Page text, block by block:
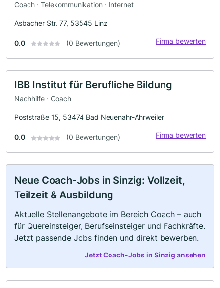
Coach · Telekommunikation · Internet
Asbacher Str. 77, 53545 Linz
0.0 (0 Bewertungen) Firma bewerten
IBB Institut für Berufliche Bildung
Nachhilfe · Coach
Poststraße 15, 53474 Bad Neuenahr-Ahrweiler
0.0 (0 Bewertungen) Firma bewerten
Neue Coach-Jobs in Sinzig: Vollzeit,
Teilzeit & Ausbildung
Aktuelle Stellenangebote im Bereich Coach – auch
für Quereinsteiger, Berufseinsteiger und Fachkräfte.
Jetzt passende Jobs finden und direkt bewerben.
Jetzt Coach-Jobs in Sinzig ansehen